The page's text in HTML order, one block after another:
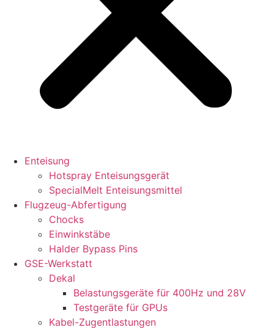
Enteisung
Hotspray Enteisungsgerät
SpecialMelt Enteisungsmittel
Flugzeug-Abfertigung
Chocks
Einwinkstäbe
Halder Bypass Pins
GSE-Werkstatt
Dekal
Belastungsgeräte für 400Hz und 28V
Testgeräte für GPUs
Kabel-Zugentlastungen